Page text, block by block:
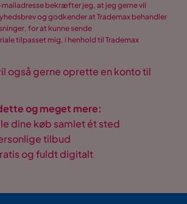
bekræfter jeg, at jeg gerne vil
og godkender at Trademax behandler
for at kunne sende
tilpasset mig, i henhold til Trademax
også gerne oprette en konto til
og meget mere:
dine køb samlet ét sted
tilbud
og fuldt digitalt